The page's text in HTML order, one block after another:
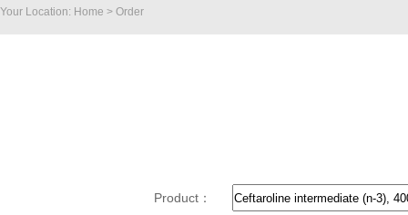
Your Location: Home > Order
Product：